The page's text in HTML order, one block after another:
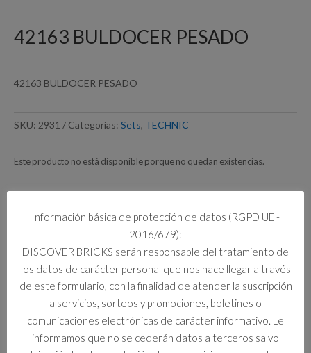
42163 BULDOCER PESADO
42163 BULDOCER PESADO
SKU: 2931 Categorías: Sets, TECHNIC
Este producto no está disponible porque no quedan existencias.
Información adicional
Información adicional
Formato
Set
Información básica de protección de datos (RGPD UE -
2016/679):
DISCOVER BRICKS serán responsable del tratamiento de
los datos de carácter personal que nos hace llegar a través
de este formulario, con la finalidad de atender la suscripción
a servicios, sorteos y promociones, boletines o
comunicaciones electrónicas de carácter informativo. Le
informamos que no se cederán datos a terceros salvo